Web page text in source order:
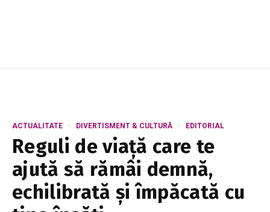
ACTUALITATE DIVERTISMENT & CULTURĂ EDITORIAL
Reguli de viață care te
ajută să rămâi demnă,
echilibrată și împăcată cu